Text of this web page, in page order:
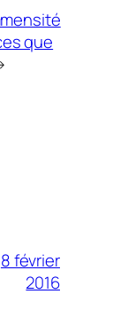
que
8 février
2016